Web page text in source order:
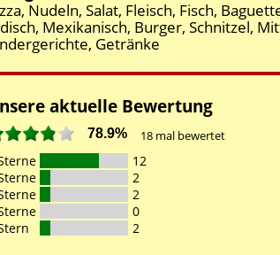
Nudeln, Salat, Fleisch, Fisch,
Mexikanisch, Burger, Schnitzel,
Getränke
aktuelle Bewertung
78.9% 18 mal bewertet
12
2
2
0
2